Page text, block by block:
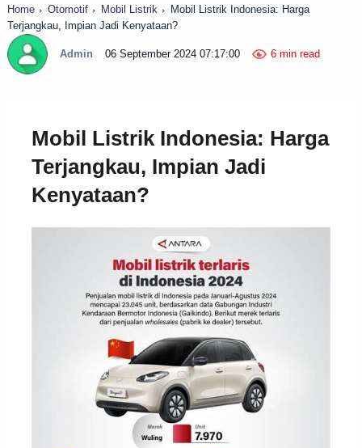
Home Otomotif Mobil Listrik
Mobil Listrik Indonesia: Harga
Terjangkau, Impian Jadi Kenyataan?
Admin 06 September 2024 07:17:00 6 min read
Mobil Listrik Indonesia: Harga
Terjangkau, Impian Jadi
Kenyataan?